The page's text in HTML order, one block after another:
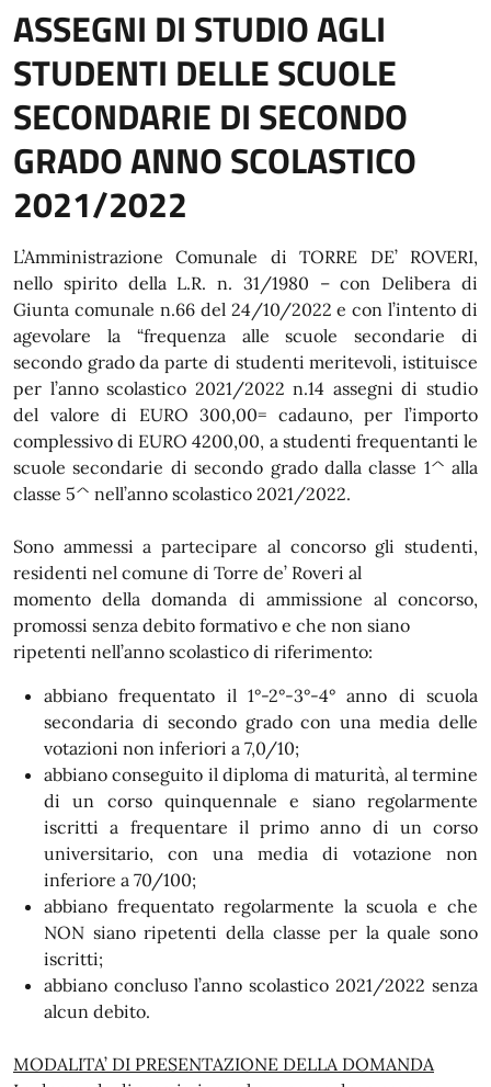
ASSEGNI DI STUDIO AGLI
STUDENTI DELLE SCUOLE
SECONDARIE DI SECONDO
GRADO ANNO SCOLASTICO
2021/2022
L’Amministrazione Comunale di TORRE DE’ ROVERI,
nello spirito della L.R. n. 31/1980 – con Delibera di
Giunta comunale n.66 del 24/10/2022 e con l’intento di
agevolare la “frequenza alle scuole secondarie di
secondo grado da parte di studenti meritevoli, istituisce
per l’anno scolastico 2021/2022 n.14 assegni di studio
del valore di EURO 300,00= cadauno, per l’importo
complessivo di EURO 4200,00, a studenti frequentanti le
scuole secondarie di secondo grado dalla classe 1^ alla
classe 5^ nell’anno scolastico 2021/2022.
Sono ammessi a partecipare al concorso gli studenti,
residenti nel comune di Torre de’ Roveri al
momento della domanda di ammissione al concorso,
promossi senza debito formativo e che non siano
ripetenti nell’anno scolastico di riferimento:
abbiano frequentato il 1°-2°-3°-4° anno di scuola
secondaria di secondo grado con una media delle
votazioni non inferiori a 7,0/10;
abbiano conseguito il diploma di maturità, al termine
di un corso quinquennale e siano regolarmente
iscritti a frequentare il primo anno di un corso
universitario, con una media di votazione non
inferiore a 70/100;
abbiano frequentato regolarmente la scuola e che
NON siano ripetenti della classe per la quale sono
iscritti;
abbiano concluso l’anno scolastico 2021/2022 senza
alcun debito.
MODALITA’ DI PRESENTAZIONE DELLA DOMANDA